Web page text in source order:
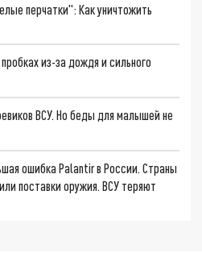
перчатки": Как уничтожить
из-за дождя и сильного
ВСУ. Но беды для малышей не
ошибка Palantir в России. Страны
поставки оружия. ВСУ теряют